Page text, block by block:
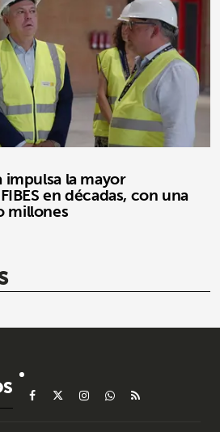
impulsa la mayor
en décadas, con una
millones